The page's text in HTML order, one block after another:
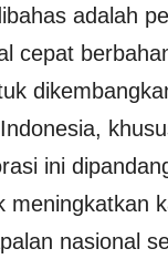
adalah
cepat
ini
meningkatkan
nasional